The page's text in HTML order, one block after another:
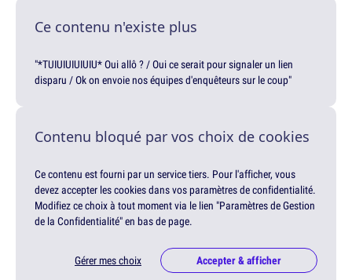
Ce contenu n'existe plus
"*TUIUIUIUIUIU* Oui allô ? / Oui ce serait pour signaler un lien
disparu / Ok on envoie nos équipes d'enquêteurs sur le coup"
Contenu bloqué par vos choix de cookies
Ce contenu est fourni par un service tiers. Pour l'afficher, vous
devez accepter les cookies dans vos paramètres de confidentialité.
Modifiez ce choix à tout moment via le lien "Paramètres de Gestion
de la Confidentialité" en bas de page.
Gérer mes choix Accepter & afficher